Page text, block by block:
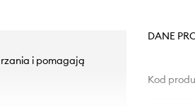
i pomagają
DANE
Kod